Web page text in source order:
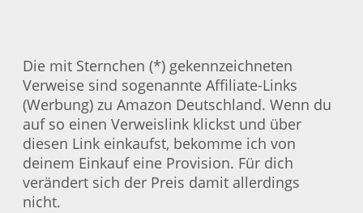
Die mit Sternchen (*) gekennzeichneten
Verweise sind sogenannte Affiliate-Links
(Werbung) zu Amazon Deutschland. Wenn du
auf so einen Verweislink klickst und über
diesen Link einkaufst, bekomme ich von
deinem Einkauf eine Provision. Für dich
verändert sich der Preis damit allerdings
nicht.